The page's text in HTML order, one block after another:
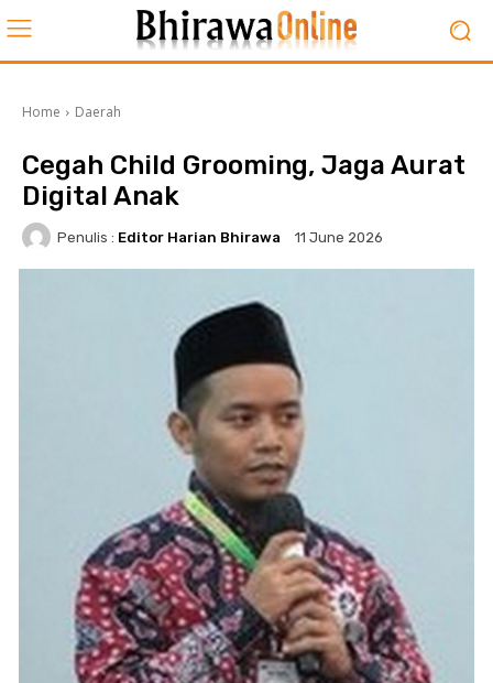
Home Daerah
Cegah Child Grooming, Jaga Aurat
Digital Anak
Penulis : Editor Harian Bhirawa 11 June 2026